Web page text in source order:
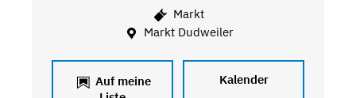
Markt
Markt Dudweiler
Auf meine
Kalender